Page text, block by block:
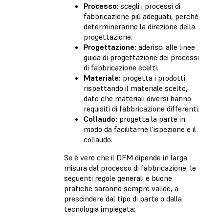
Processo: scegli i processi di
fabbricazione più adeguati, perché
determineranno la direzione della
progettazione.
Progettazione: aderisci alle linee
guida di progettazione dei processi
di fabbricazione scelti.
Materiale: progetta i prodotti
rispettando il materiale scelto,
dato che materiali diversi hanno
requisiti di fabbricazione differenti.
Collaudo: progetta la parte in
modo da facilitarne l'ispezione e il
collaudo.
Se è vero che il DFM dipende in larga
misura dal processo di fabbricazione, le
seguenti regole generali e buone
pratiche saranno sempre valide, a
prescindere dal tipo di parte o dalla
tecnologia impiegata: